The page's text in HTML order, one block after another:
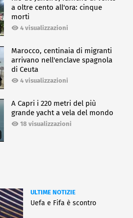
a oltre cento all'ora: cinque
morti
4 visualizzazioni
Marocco, centinaia di migranti
arrivano nell'enclave spagnola
di Ceuta
4 visualizzazioni
A Capri i 220 metri del più
grande yacht a vela del mondo
18 visualizzazioni
ULTIME NOTIZIE
Uefa e Fifa è scontro